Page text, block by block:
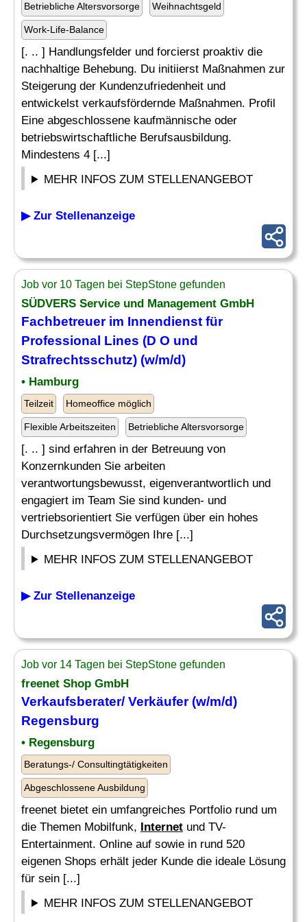
Betriebliche Altersvorsorge Weihnachtsgeld
Work-Life-Balance
[. .. ] Handlungsfelder und forcierst proaktiv die
nachhaltige Behebung. Du initiierst Maßnahmen zur
Steigerung der Kundenzufriedenheit und
entwickelst verkaufsfördernde Maßnahmen. Profil
Eine abgeschlossene kaufmännische oder
betriebswirtschaftliche Berufsausbildung.
Mindestens 4 [...]
MEHR INFOS ZUM STELLENANGEBOT
▶ Zur Stellenanzeige
Job vor 10 Tagen bei StepStone gefunden
SÜDVERS Service und Management GmbH
Fachbetreuer im Innendienst für
Professional Lines (D O und
Strafrechtsschutz) (w/m/d)
• Hamburg
Teilzeit Homeoffice möglich
Flexible Arbeitszeiten Betriebliche Altersvorsorge
[. .. ] sind erfahren in der Betreuung von
Konzernkunden Sie arbeiten
verantwortungsbewusst, eigenverantwortlich und
engagiert im Team Sie sind kunden- und
vertriebsorientiert Sie verfügen über ein hohes
Durchsetzungsvermögen Ihre [...]
MEHR INFOS ZUM STELLENANGEBOT
▶ Zur Stellenanzeige
Job vor 14 Tagen bei StepStone gefunden
freenet Shop GmbH
Verkaufsberater/ Verkäufer (w/m/d)
Regensburg
• Regensburg
Beratungs-/ Consultingtätigkeiten
Abgeschlossene Ausbildung
freenet bietet ein umfangreiches Portfolio rund um
die Themen Mobilfunk, Internet und TV-
Entertainment. Online auf sowie in rund 520
eigenen Shops erhält jeder Kunde die ideale Lösung
für sein [...]
MEHR INFOS ZUM STELLENANGEBOT